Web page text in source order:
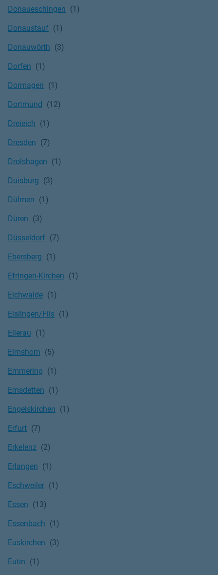
Donaueschingen
Donaustauf
Donauwörth
Dorfen
Dormagen
Dortmund
Dreieich
Dresden
Drolshagen
Duisburg
Dülmen
Düren
Düsseldorf
Ebersberg
Efringen-Kirchen
Eichwalde
Eislingen/Fils
Ellerau
Elmshorn
Emmering
Emsdetten
Engelskirchen
Erfurt
Erkelenz
Erlangen
Eschweiler
Essen
Essenbach
Euskirchen
Eutin